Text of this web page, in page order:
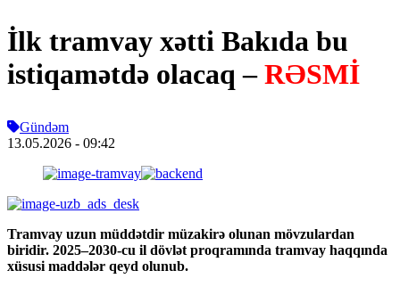
İlk tramvay xətti Bakıda bu
istiqamətdə olacaq –RƏSMİ
Gündəm
13.05.2026 - 09:42
Tramvay uzun müddətdir müzakirə olunan mövzulardan
biridir. 2025–2030-cu il dövlət proqramında tramvay haqqında
xüsusi maddələr qeyd olunub.